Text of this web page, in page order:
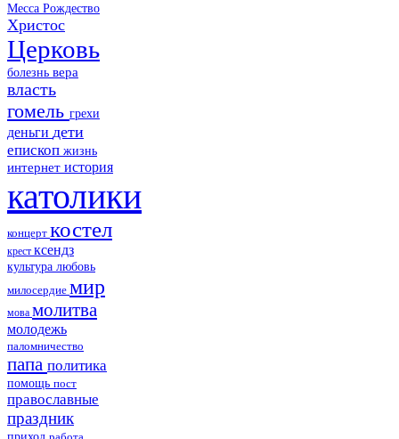
Месса Рождество
Христос
Церковь
болезнь вера
власть
гомель грехи
деньги дети
епископ жизнь
интернет история
католики
концерт костел
крест ксендз
культура любовь
милосердие мир
мова молитва
молодежь
паломничество
папа политика
помощь пост
православные
праздник